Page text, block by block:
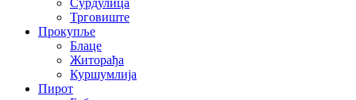
Сурдулица
Трговиште
Прокупље
Блаце
Житорађа
Куршумлија
Пирот